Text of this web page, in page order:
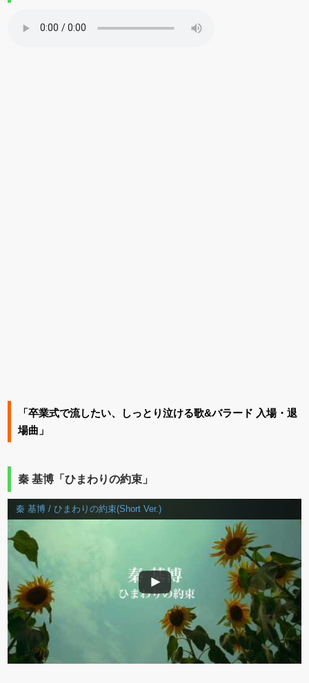
「卒業式で流したい、しっとり泣ける歌&バラード 入場・退
場曲」
秦 基博「ひまわりの約束」
秦 基博 / ひまわりの約束(Short Ver.)